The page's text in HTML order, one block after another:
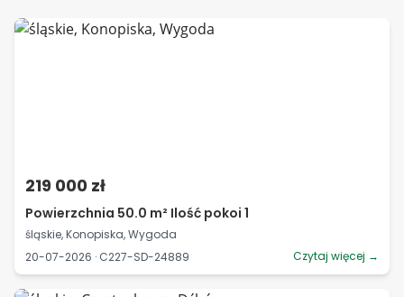
219 000 zł
Powierzchnia 50.0 m² Ilość pokoi 1
śląskie, Konopiska, Wygoda
20-07-2026 · C227-SD-24889
Czytaj więcej →